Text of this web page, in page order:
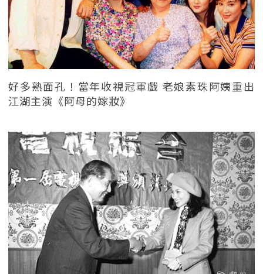
好多熟面孔！當年收視冠軍戲 老娘素珠阿姨重出
江湖主演《阿母的嫁妝》